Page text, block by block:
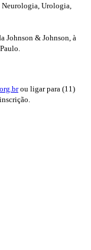
Urologia,
Johnson & Johnson, à
ou ligar para (11)